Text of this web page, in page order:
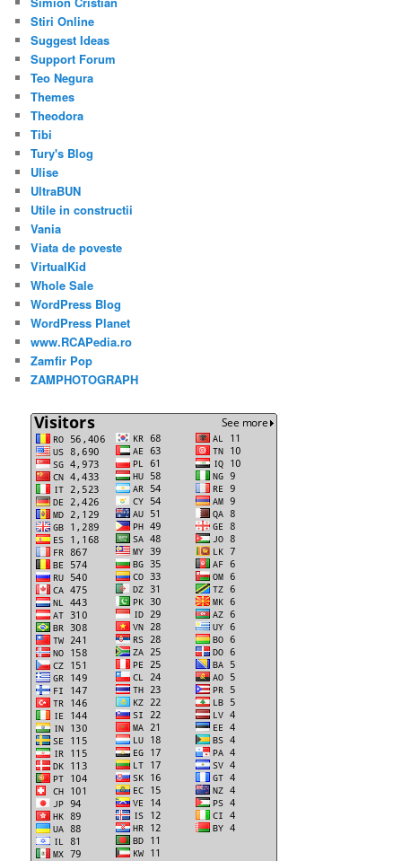
Stiri Online
Suggest Ideas
Support Forum
Teo Negura
Themes
Theodora
Tibi
Tury's Blog
Ulise
UltraBUN
Utile in constructii
Vania
Viata de poveste
VirtualKid
Whole Sale
WordPress Blog
WordPress Planet
www.RCAPedia.ro
Zamfir Pop
ZAMPHOTOGRAPH